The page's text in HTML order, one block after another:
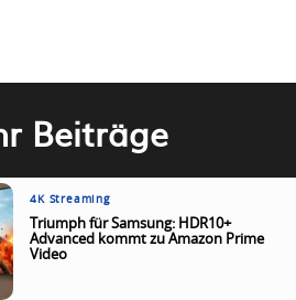
Beiträge
4K Streaming
Triumph für Samsung: HDR10+
Advanced kommt zu Amazon Prime
Video